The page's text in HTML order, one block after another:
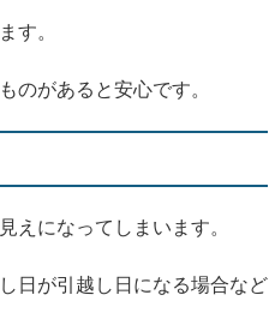
す。
のがあると安心です。
えになってしまいます。
日が引越し日になる場合など